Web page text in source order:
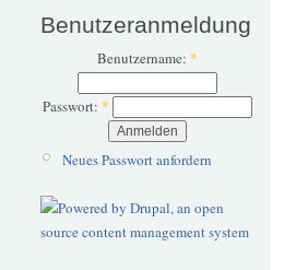
Benutzeranmeldung
Benutzername: *
Passwort: *
Neues Passwort anfordern